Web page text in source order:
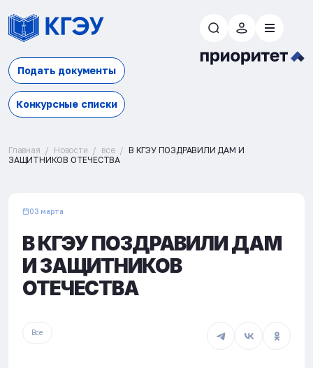
Подать документы
Конкурсные списки
Главная Новости все
В КГЭУ ПОЗДРАВИЛИ ДАМ И
ЗАЩИТНИКОВ ОТЕЧЕСТВА
03 марта
В КГЭУ ПОЗДРАВИЛИ ДАМ
И ЗАЩИТНИКОВ
ОТЕЧЕСТВА
Все